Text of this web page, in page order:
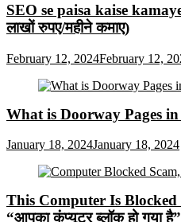
SEO se paisa kaise
लाखों रुपए/महीने कमाए)
February 12, 2024February 12,
What is Doorway Pages in
January 18, 2024January 18, 2024
This Computer Is Blocked
“आपका कंप्यूटर ब्लॉक हो गया